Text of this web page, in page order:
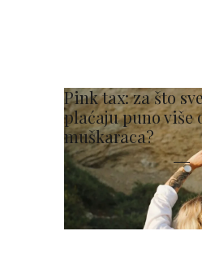
Pink tax: za što
plaćaju puno više
muškaraca?